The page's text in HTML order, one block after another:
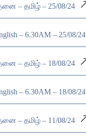
– தமிழ் – 25/08/24
– 6.30AM – 25/08/24
– தமிழ் – 18/08/24
– 6.30AM – 18/08/24
– தமிழ் – 11/08/24